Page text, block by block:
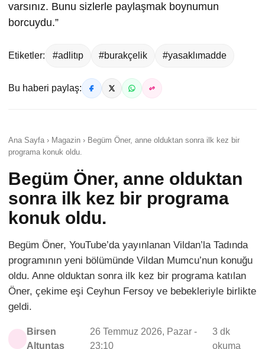
varsınız. Bunu sizlerle paylaşmak boynumun
borcuydu.”
Etiketler: #adlitıp #burakçelik #yasaklımadde
Bu haberi paylaş:
Ana Sayfa › Magazin › Begüm Öner, anne olduktan sonra ilk kez bir
programa konuk oldu.
Begüm Öner, anne olduktan
sonra ilk kez bir programa
konuk oldu.
Begüm Öner, YouTube’da yayınlanan Vildan’la Tadında
programının yeni bölümünde Vildan Mumcu’nun konuğu
oldu. Anne olduktan sonra ilk kez bir programa katılan
Öner, çekime eşi Ceyhun Fersoy ve bebekleriyle birlikte
geldi.
Birsen
Altuntaş
26 Temmuz 2026, Pazar -
23:10
3 dk
okuma